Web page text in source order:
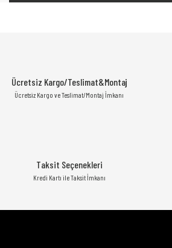
Ücretsiz Kargo/Teslimat&Montaj
Ücretsiz Kargo ve Teslimat/Montaj İmkanı
Taksit Seçenekleri
Kredi Kartı ile Taksit İmkanı